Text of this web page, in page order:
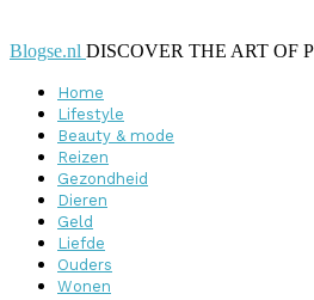
Blogse.nl DISCOVER THE ART OF
Home
Lifestyle
Beauty & mode
Reizen
Gezondheid
Dieren
Geld
Liefde
Ouders
Wonen